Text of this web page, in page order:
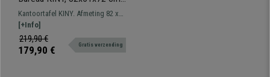
Houten Blad en Zwarte
Metalen Structuur
Kantoortafel KINY. Afmeting 82 x
51 cm en 72 cm hoog. Metalen
frame, houten blad.
[+Info]
219,90 €
179,90 € Gratis verzending